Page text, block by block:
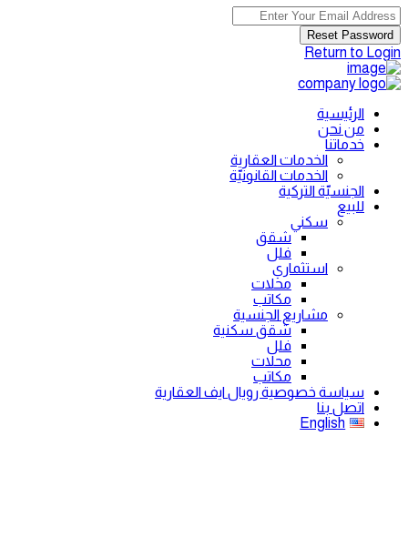
Reset Password
Return to Login
الرئيسية
من نحن
خدماتنا
الخدمات العقارية
الخدمات القانونيّة
الجنسيّة التركية
للبيع
سكني
شقق
فلل
استثماري
محلات
مكاتب
مشاريع الجنسية
شقق سكنية
فلل
محلات
مكاتب
سياسة خصوصية رويال ايف العقارية
اتصل بنا
English